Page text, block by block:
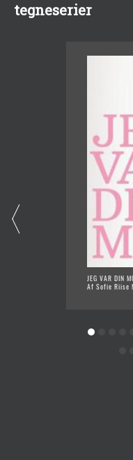
tegneserier
JEG VAR DIN
Af Sofie Riise